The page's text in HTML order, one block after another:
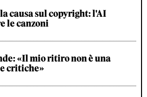
causa sul copyright: l'AI
le canzoni
«Il mio ritiro non è una
critiche»